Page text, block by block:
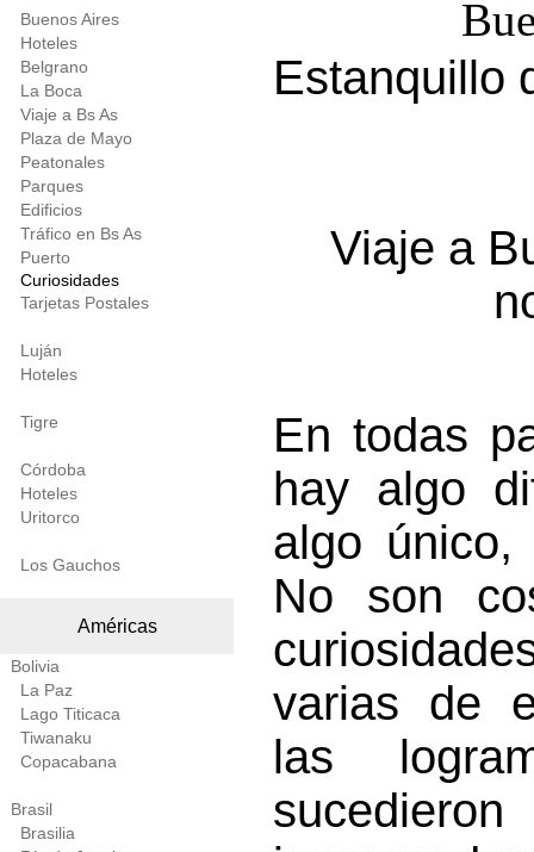
Buenos Aires
Hoteles
Belgrano
La Boca
Viaje a Bs As
Plaza de Mayo
Peatonales
Parques
Edificios
Tráfico en Bs As
Puerto
Curiosidades
Tarjetas Postales
Luján
Hoteles
Tigre
Córdoba
Hoteles
Uritorco
Los Gauchos
Américas
Bolivia
La Paz
Lago Titicaca
Tiwanaku
Copacabana
Brasil
Brasilia
Estanquillo
Viaje a
En todas
hay algo
algo
No son
varias de
las